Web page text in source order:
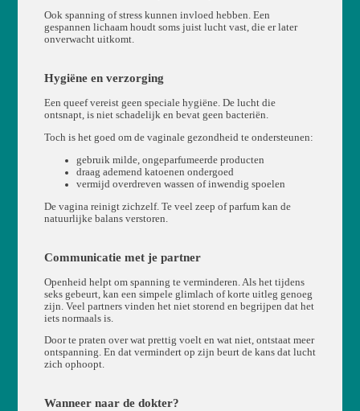
Ook spanning of stress kunnen invloed hebben. Een
gespannen lichaam houdt soms juist lucht vast, die er later
onverwacht uitkomt.
Hygiëne en verzorging
Een queef vereist geen speciale hygiëne. De lucht die
ontsnapt, is niet schadelijk en bevat geen bacteriën.
Toch is het goed om de vaginale gezondheid te ondersteunen:
gebruik milde, ongeparfumeerde producten
draag ademend katoenen ondergoed
vermijd overdreven wassen of inwendig spoelen
De vagina reinigt zichzelf. Te veel zeep of parfum kan de
natuurlijke balans verstoren.
Communicatie met je partner
Openheid helpt om spanning te verminderen. Als het tijdens
seks gebeurt, kan een simpele glimlach of korte uitleg genoeg
zijn. Veel partners vinden het niet storend en begrijpen dat het
iets normaals is.
Door te praten over wat prettig voelt en wat niet, ontstaat meer
ontspanning. En dat vermindert op zijn beurt de kans dat lucht
zich ophoopt.
Wanneer naar de dokter?